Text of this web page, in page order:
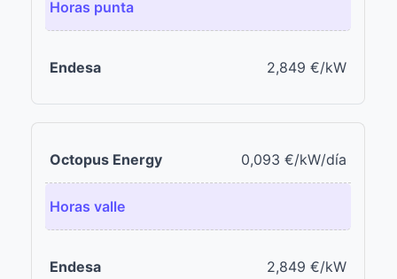
Horas punta
2,849 €/kW
0,093 €/kW/día
Horas valle
2,849 €/kW